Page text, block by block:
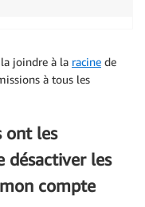
joindre à la racine de
à tous les
ont les
désactiver les
compte